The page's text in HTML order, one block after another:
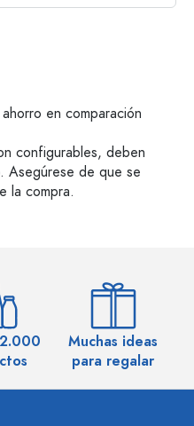
en comparación
configurables, deben
Asegúrese de que se
la compra.
Muchas ideas
para regalar